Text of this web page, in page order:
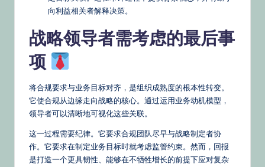
向利益相关者解释决策。
战略领导者需考虑的最后事
项
将合规要求与业务目标对齐，是组织成熟度的根本性转变。
它使合规从边缘走向战略的核心。通过运用业务动机模型，
领导者可以清晰地可视化这些关联。
这一过程需要纪律。它要求合规团队尽早与战略制定者协
作。它要求在制定业务目标时就考虑监管约束。然而，回报
是打造一个更具韧性、能够在不牺牲增长的前提下应对复杂